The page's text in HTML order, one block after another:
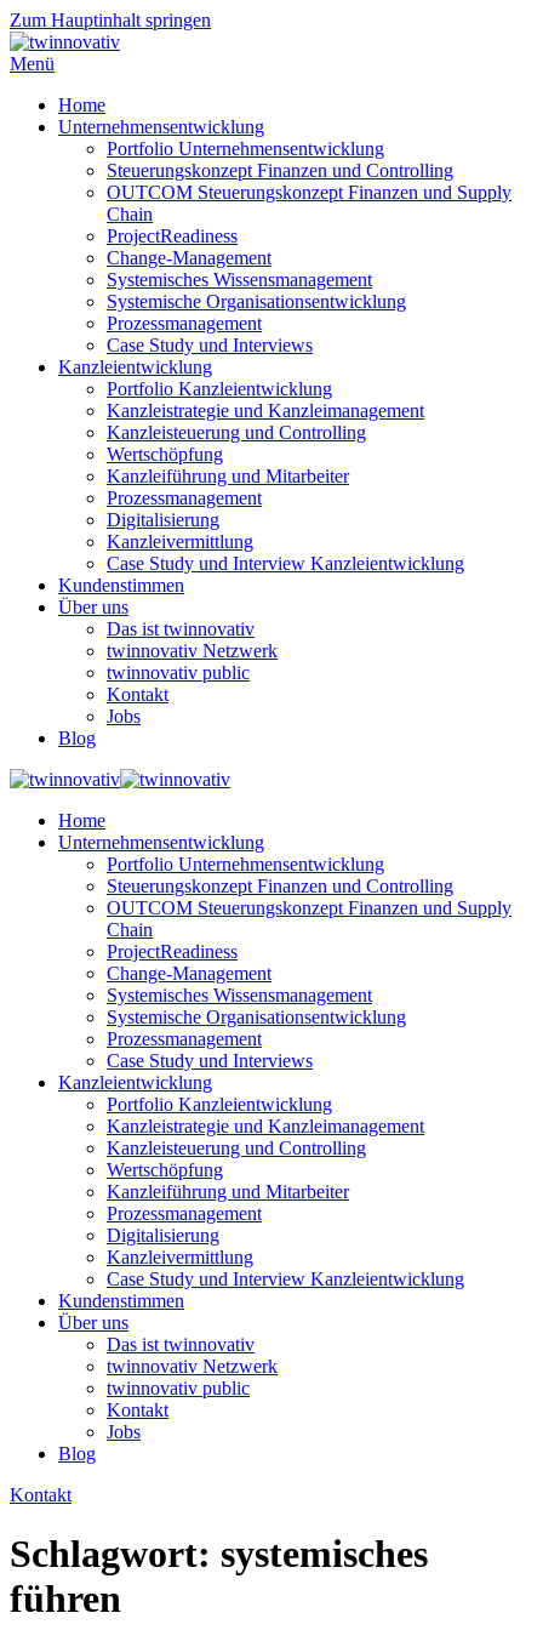
Zum Hauptinhalt springen
Menü
Home
Unternehmensentwicklung
Portfolio Unternehmensentwicklung
Steuerungskonzept Finanzen und Controlling
OUTCOM Steuerungskonzept Finanzen und Supply
Chain
ProjectReadiness
Change-Management
Systemisches Wissensmanagement
Systemische Organisationsentwicklung
Prozessmanagement
Case Study und Interviews
Kanzleientwicklung
Portfolio Kanzleientwicklung
Kanzleistrategie und Kanzleimanagement
Kanzleisteuerung und Controlling
Wertschöpfung
Kanzleiführung und Mitarbeiter
Prozessmanagement
Digitalisierung
Kanzleivermittlung
Case Study und Interview Kanzleientwicklung
Kundenstimmen
Über uns
Das ist twinnovativ
twinnovativ Netzwerk
twinnovativ public
Kontakt
Jobs
Blog
Home
Unternehmensentwicklung
Portfolio Unternehmensentwicklung
Steuerungskonzept Finanzen und Controlling
OUTCOM Steuerungskonzept Finanzen und Supply
Chain
ProjectReadiness
Change-Management
Systemisches Wissensmanagement
Systemische Organisationsentwicklung
Prozessmanagement
Case Study und Interviews
Kanzleientwicklung
Portfolio Kanzleientwicklung
Kanzleistrategie und Kanzleimanagement
Kanzleisteuerung und Controlling
Wertschöpfung
Kanzleiführung und Mitarbeiter
Prozessmanagement
Digitalisierung
Kanzleivermittlung
Case Study und Interview Kanzleientwicklung
Kundenstimmen
Über uns
Das ist twinnovativ
twinnovativ Netzwerk
twinnovativ public
Kontakt
Jobs
Blog
Kontakt
Schlagwort: systemisches
führen